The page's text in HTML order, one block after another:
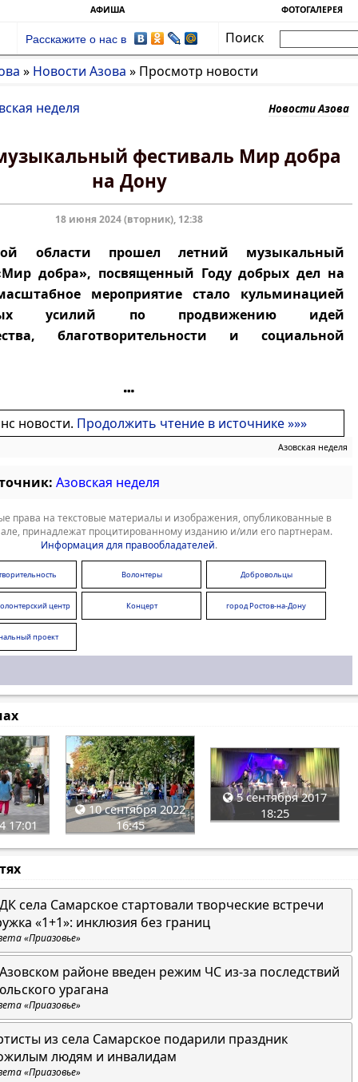
АФИША ФОТОГАЛЕРЕЯ
Расскажите о нас в
Поиск
» Новости Азова » Просмотр новости
неделя Новости Азова
фестиваль Мир добра
на Дону
18 июня 2024 (вторник), 12:38
области прошел летний музыкальный
добра», посвященный Году добрых дел на
мероприятие стало кульминацией
усилий по продвижению идей
благотворительности и социальной
новости. Продолжить чтение в источнике »»»
Азовская неделя
Азовская неделя
права на текстовые материалы и изображения, опубликованные в
принадлежат процитированному изданию и/или его партнерам.
Информация для правообладателей.
Волонтеры Добровольцы
центр Концерт город Ростов-на-Дону
проект
17:01
10 сентября 2022
16:45
5 сентября 2017
18:25
села Самарское стартовали творческие встречи
«1+1»: инклюзия без границ
«Приазовье»
районе введен режим ЧС из-за последствий
урагана
«Приазовье»
из села Самарское подарили праздник
людям и инвалидам
«Приазовье»